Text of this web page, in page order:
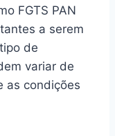
FGTS PAN
a serem
de
variar de
as condições